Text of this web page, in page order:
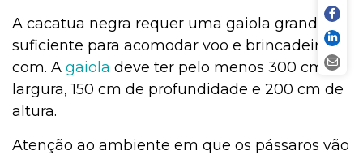
A cacatua negra requer uma gaiola grande o
suficiente para acomodar voo e brincadeiras,
com. A gaio la deve ter pelo menos 300 cm de
largura, 150 cm de profundidade e 200 cm de
altura.
Atenção ao ambiente em que os pássaros vão